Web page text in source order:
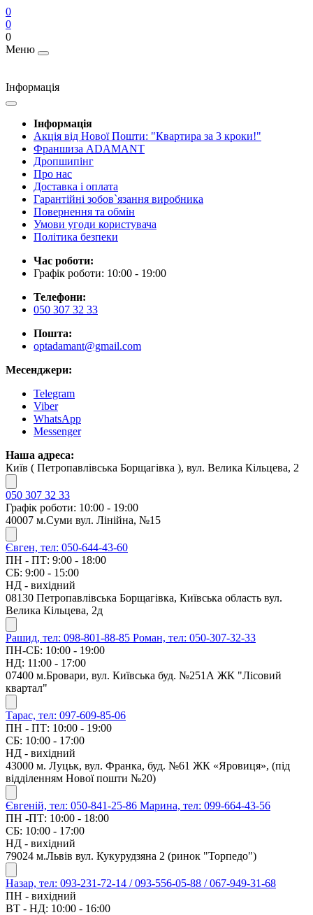
0
0
0
Меню
Інформація
Інформація
Акція від Нової Пошти: "Квартира за 3 кроки!"
Франшиза ADAMANT
Дропшипінг
Про нас
Доставка і оплата
Гарантійні зобов`язання виробника
Повернення та обмін
Умови угоди користувача
Політика безпеки
Час роботи:
Графік роботи: 10:00 - 19:00
Телефони:
050 307 32 33
Пошта:
optadamant@gmail.com
Месенджери:
Telegram
Viber
WhatsApp
Messenger
Наша адреса:
Київ ( Петропавлівська Борщагівка ), вул. Велика Кільцева, 2
050 307 32 33
Графік роботи: 10:00 - 19:00
40007 м.Суми вул. Лінійна, №15
Євген, тел: 050-644-43-60
ПН - ПТ: 9:00 - 18:00
СБ: 9:00 - 15:00
НД - вихідний
08130 Петропавлівська Борщагівка, Київська область вул.
Велика Кільцева, 2д
Рашид, тел: 098-801-88-85 Роман, тел: 050-307-32-33
ПН-СБ: 10:00 - 19:00
НД: 11:00 - 17:00
07400 м.Бровари, вул. Київська буд. №251А ЖК "Лісовий
квартал"
Тарас, тел: 097-609-85-06
ПН - ПТ: 10:00 - 19:00
СБ: 10:00 - 17:00
НД - вихідний
43000 м. Луцьк, вул. Франка, буд. №61 ЖК «Яровиця», (під
відділенням Нової пошти №20)
Євгеній, тел: 050-841-25-86 Марина, тел: 099-664-43-56
ПН -ПТ: 10:00 - 18:00
СБ: 10:00 - 17:00
НД - вихідний
79024 м.Львів вул. Кукурудзяна 2 (ринок "Торпедо")
Назар, тел: 093-231-72-14 / 093-556-05-88 / 067-949-31-68
ПН - вихідний
ВТ - НД: 10:00 - 16:00